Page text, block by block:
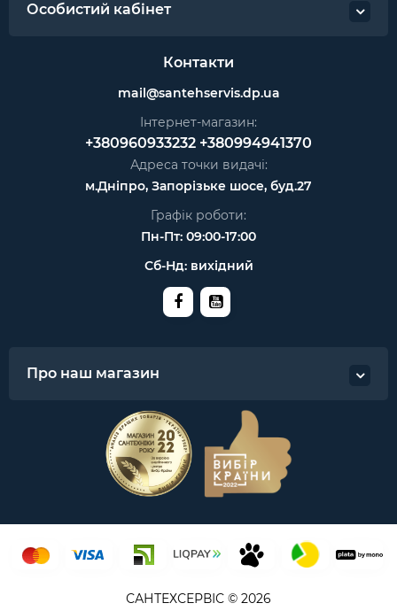
Особистий кабінет
Контакти
mail@santehservis.dp.ua
Інтернет-магазин:
+380960933232 +380994941370
Адреса точки видачі:
м.Дніпро, Запорізьке шосе, буд.27
Графік роботи:
Пн-Пт: 09:00-17:00
Сб-Нд: вихідний
Про наш магазин
САНТЕХСЕРВІС © 2026